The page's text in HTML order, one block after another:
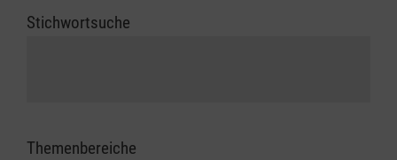
Stichwortsuche
Themenbereiche